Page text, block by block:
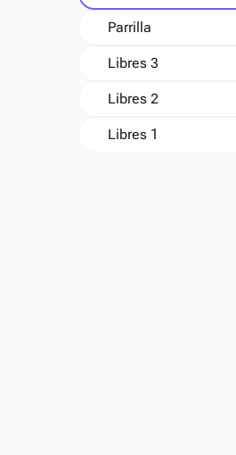
Parrilla
Libres 3
Libres 2
Libres 1